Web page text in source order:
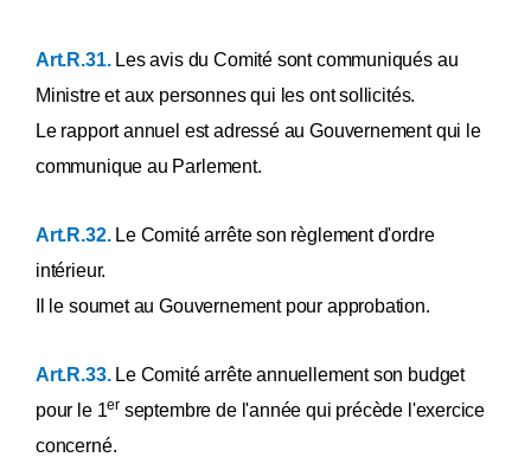
Art.R.31. Les avis du Comité sont communiqués au
Ministre et aux personnes qui les ont sollicités.
Le rapport annuel est adressé au Gouvernement qui le
communique au Parlement.
Art.R.32. Le Comité arrête son règlement d'ordre
intérieur.
Il le soumet au Gouvernement pour approbation.
Art.R.33. Le Comité arrête annuellement son budget
pour le 1er septembre de l'année qui précède l'exercice
concerné.